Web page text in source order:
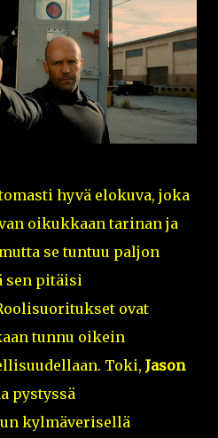
hyvä elokuva, joka
oikukkaan tarinan ja
se tuntuu paljon
sen pitäisi
ovat
tunnu oikein
Toki, Jason
pystyssä
kylmäverisellä